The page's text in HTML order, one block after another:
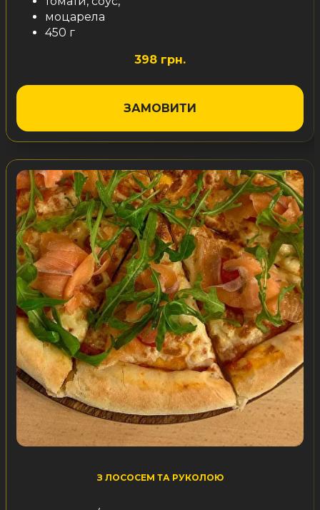
моцарела
450 г
398 грн.
ЗАМОВИТИ
З ЛОСОСЕМ ТА РУКОЛОЮ